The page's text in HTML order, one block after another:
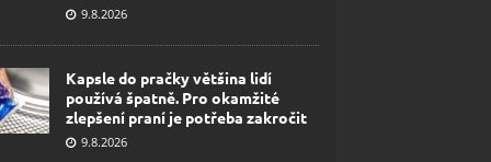
9.8.2026
Kapsle do pračky většina lidí
používá špatně. Pro okamžité
zlepšení praní je potřeba zakročit
9.8.2026